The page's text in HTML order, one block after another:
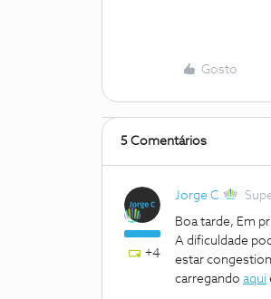
Gosto
5 Comentários
+4
Jorge C
Boa tarde, Em
A dificuldade
estar
carregando aqui